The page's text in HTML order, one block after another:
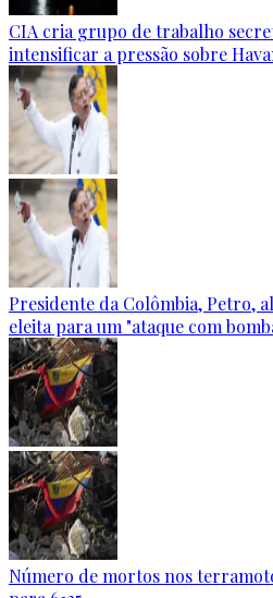
CIA cria grupo de trabalho
intensificar a pressão sobre
Presidente da Colômbia, Petro,
eleita para um "ataque com
Número de mortos nos